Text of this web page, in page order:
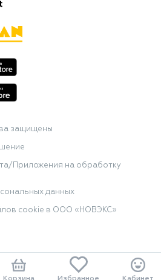
защищены
Приложения на обработку
данных
cookie в ООО «НОВЭКС»